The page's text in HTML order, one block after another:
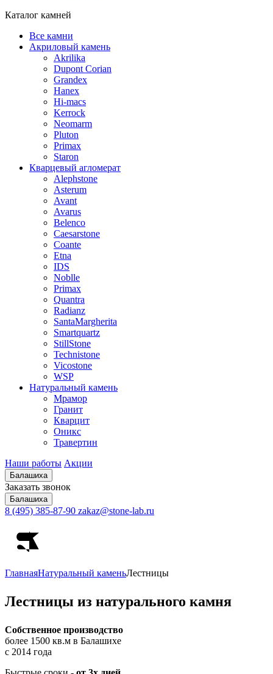
Каталог камней
Все камни
Акриловый камень
Akrilika
Dupont Corian
Grandex
Hanex
Hi-macs
Kerrock
Neomarm
Pluton
Primax
Staron
Кварцевый агломерат
Alephstone
Asterum
Avant
Avarus
Belenco
Caesarstone
Coante
Etna
IDS
Noblle
Primax
Quantra
Radianz
SantaMargherita
Smartquartz
StillStone
Technistone
Vicostone
WSP
Натуральный камень
Мрамор
Гранит
Кварцит
Оникс
Травертин
Наши работы Акции
Балашиха
Заказать звонок
Балашиха
8 (495) 385-87-90 zakaz@stone-lab.ru
ГлавнаяНатуральный каменьЛестницы
Лестницы из натурального камня
Собственное производство
более 1500 кв.м в Балашихе
с 2014 года